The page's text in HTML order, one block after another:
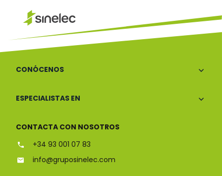
CONÓCENOS
ESPECIALISTAS EN
CONTACTA CON NOSOTROS
+34 93 001 07 83
info@gruposinelec.com